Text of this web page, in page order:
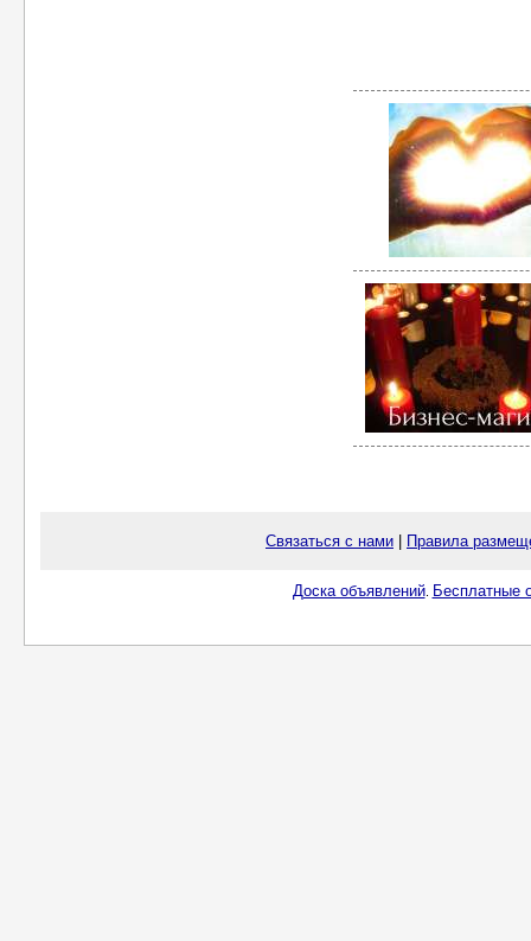
Связаться с нами Правила
Доска объявлений. Бесплатные